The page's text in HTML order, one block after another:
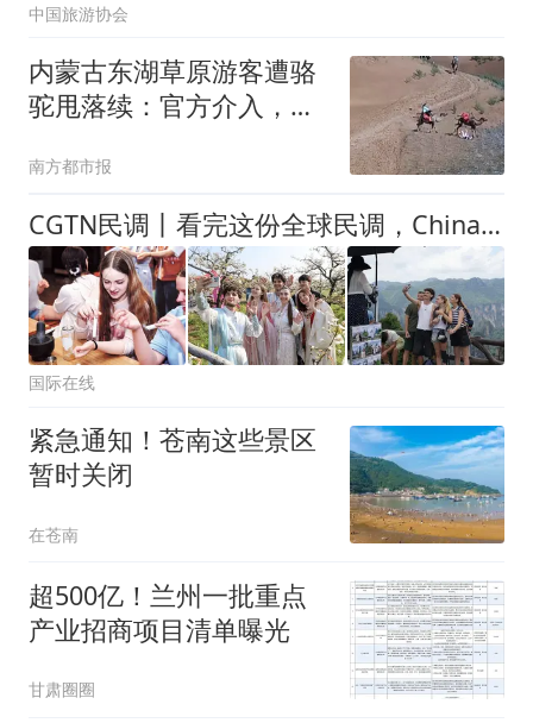
中国旅游协会
内蒙古东湖草原游客遭骆
驼甩落续：官方介入，景
南方都市报
CGTN民调丨看完这份全球民调，China Travel DNA动了！
国际在线
紧急通知！苍南这些景区
暂时关闭
在苍南
超500亿！兰州一批重点
产业招商项目清单曝光
甘肃圈圈